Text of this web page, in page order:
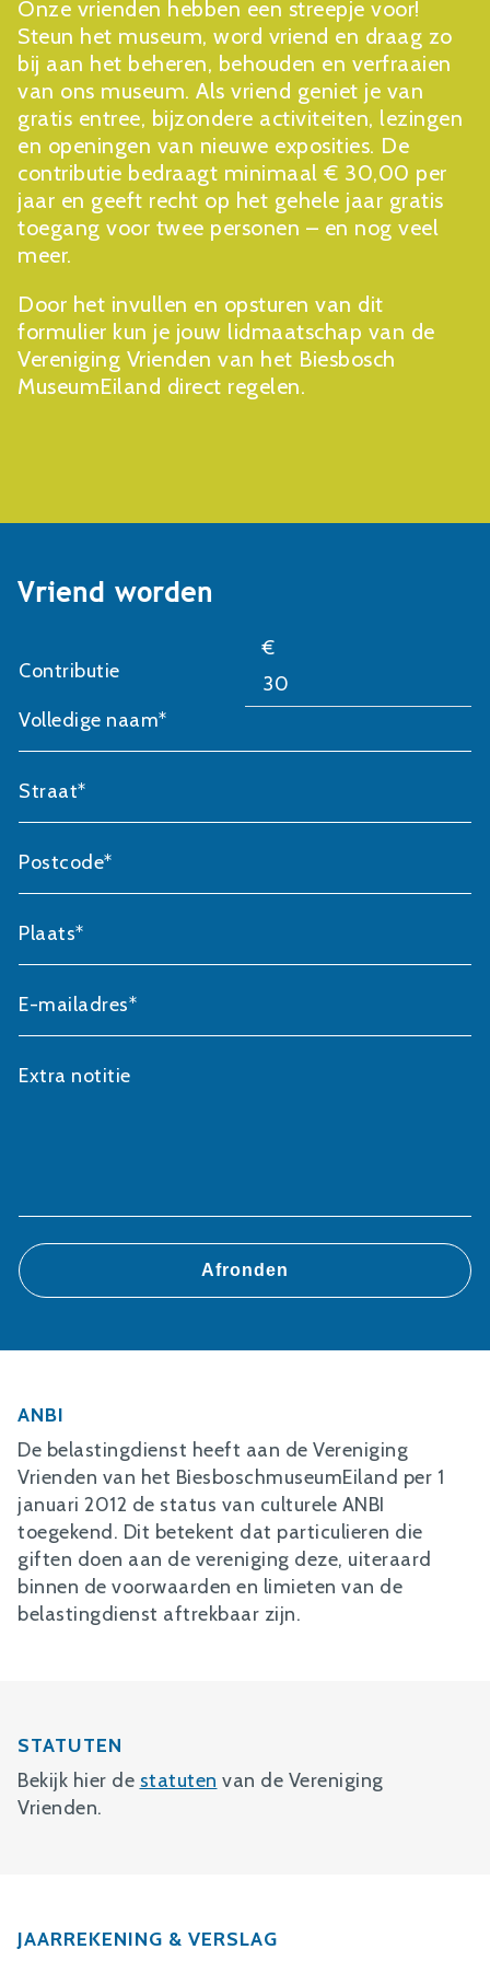
Onze vrienden hebben een streepje voor!
Steun het museum, word vriend en draag zo
bij aan het beheren, behouden en verfraaien
van ons museum. Als vriend geniet je van
gratis entree, bijzondere activiteiten, lezingen
en openingen van nieuwe exposities. De
contributie bedraagt minimaal € 30,00 per
jaar en geeft recht op het gehele jaar gratis
toegang voor twee personen – en nog veel
meer.
Door het invullen en opsturen van dit
formulier kun je jouw lidmaatschap van de
Vereniging Vrienden van het Biesbosch
MuseumEiland direct regelen.
Vriend worden
Contributie
€
Volledige naam*
Straat*
Postcode*
Plaats*
E-mailadres*
Extra notitie
ANBI
De belastingdienst heeft aan de Vereniging
Vrienden van het BiesboschmuseumEiland per 1
januari 2012 de status van culturele ANBI
toegekend. Dit betekent dat particulieren die
giften doen aan de vereniging deze, uiteraard
binnen de voorwaarden en limieten van de
belastingdienst aftrekbaar zijn.
STATUTEN
Bekijk hier de statuten van de Vereniging
Vrienden.
JAARREKENING & VERSLAG